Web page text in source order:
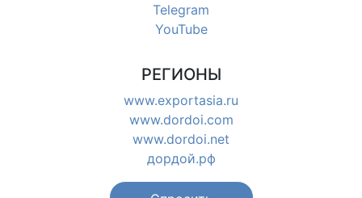
Telegram
YouTube
РЕГИОНЫ
www.exportasia.ru
www.dordoi.com
www.dordoi.net
дордой.рф